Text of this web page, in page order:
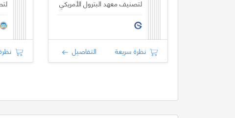
لتصنيف معهد البترول الأمريكي
نظرة سريعة التفاصيل